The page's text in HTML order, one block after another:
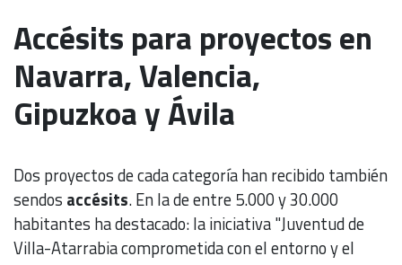
Accésits para proyectos en
Navarra, Valencia,
Gipuzkoa y Ávila
Dos proyectos de cada categoría han recibido también
sendos accésits. En la de entre 5.000 y 30.000
habitantes ha destacado: la iniciativa "Juventud de
Villa-Atarrabia comprometida con el entorno y el